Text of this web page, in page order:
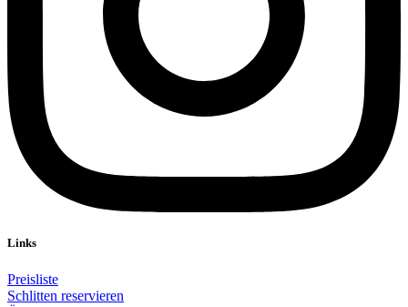
Links
Preisliste
Schlitten reservieren